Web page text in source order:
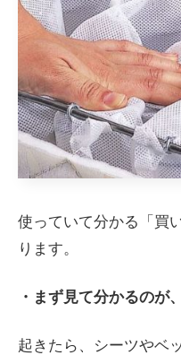
使っていて分かる「買
ります。
・まず見て分かるのが
起きたら、シーツやベ